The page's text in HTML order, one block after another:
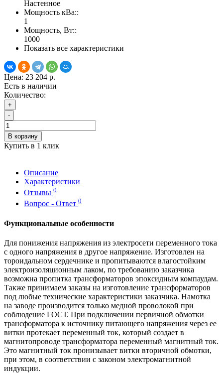
Настенное
Мощность кВа::
1
Мощность, Вт::
1000
Показать все характеристики
Цена: 23 204 р.
Есть в наличии
Количество:
+
-
В корзину
Купить в 1 клик
Описание
Характеристики
Отзывы 0
Вопрос - Ответ 0
Функциональные особенности
Для понижения напряжения из электросети переменного тока
с одного напряжения в другое напряжение. Изготовлен на
тороидальном сердечнике и пропитываются влагостойким
электроизоляционным лаком, по требованию заказчика
возможна пропитка трансформаторов эпоксидным компаудам.
Также принимаем заказы на изготовление трансформаторов
под любые технические характеристики заказчика. Намотка
на заводе производится только медной проволокой при
соблюдение ГОСТ. При подключении первичной обмотки
трансформатора к источнику питающего напряжения через ее
витки протекает переменный ток, который создает в
магнитопроводе трансформатора переменный магнитный ток.
Это магнитный ток пронизывает витки вторичной обмотки,
при этом, в соответствии с законом электромагнитной
индукции.